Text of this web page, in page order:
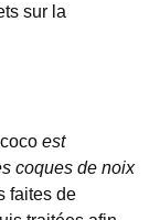
sur la
est
coques de noix
faites de